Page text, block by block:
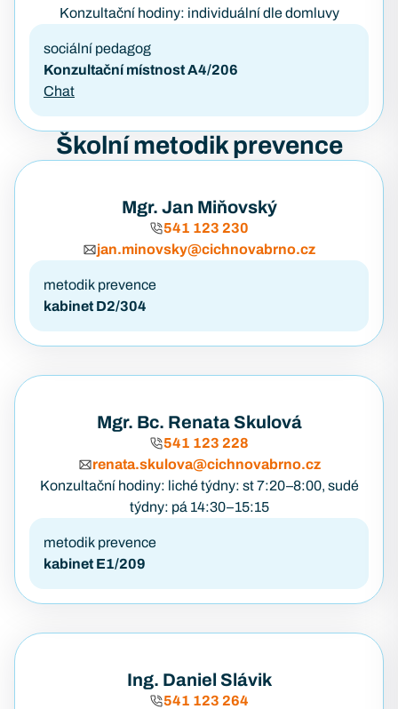
Konzultační hodiny: individuální dle domluvy
sociální pedagog
Konzultační místnost A4/206
Chat
Školní metodik prevence
Mgr. Jan Miňovský
541 123 230
jan.minovsky@cichnovabrno.cz
metodik prevence
kabinet D2/304
Mgr. Bc. Renata Skulová
541 123 228
renata.skulova@cichnovabrno.cz
Konzultační hodiny: liché týdny: st 7:20–8:00, sudé
týdny: pá 14:30–15:15
metodik prevence
kabinet E1/209
Ing. Daniel Slávik
541 123 264